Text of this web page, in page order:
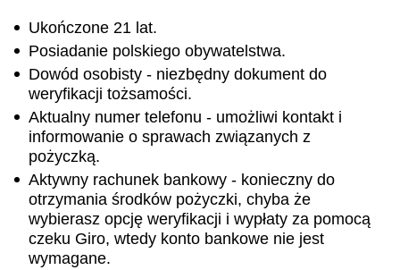
Ukończone 21 lat.
Posiadanie polskiego obywatelstwa.
Dowód osobisty - niezbędny dokument do
weryfikacji tożsamości.
Aktualny numer telefonu - umożliwi kontakt i
informowanie o sprawach związanych z
pożyczką.
Aktywny rachunek bankowy - konieczny do
otrzymania środków pożyczki, chyba że
wybierasz opcję weryfikacji i wypłaty za pomocą
czeku Giro, wtedy konto bankowe nie jest
wymagane.